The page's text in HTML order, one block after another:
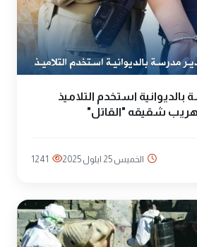
استخدم التلاميذ
شقيقه "القاتل"
الخميس 25 ايلول 2025 1241